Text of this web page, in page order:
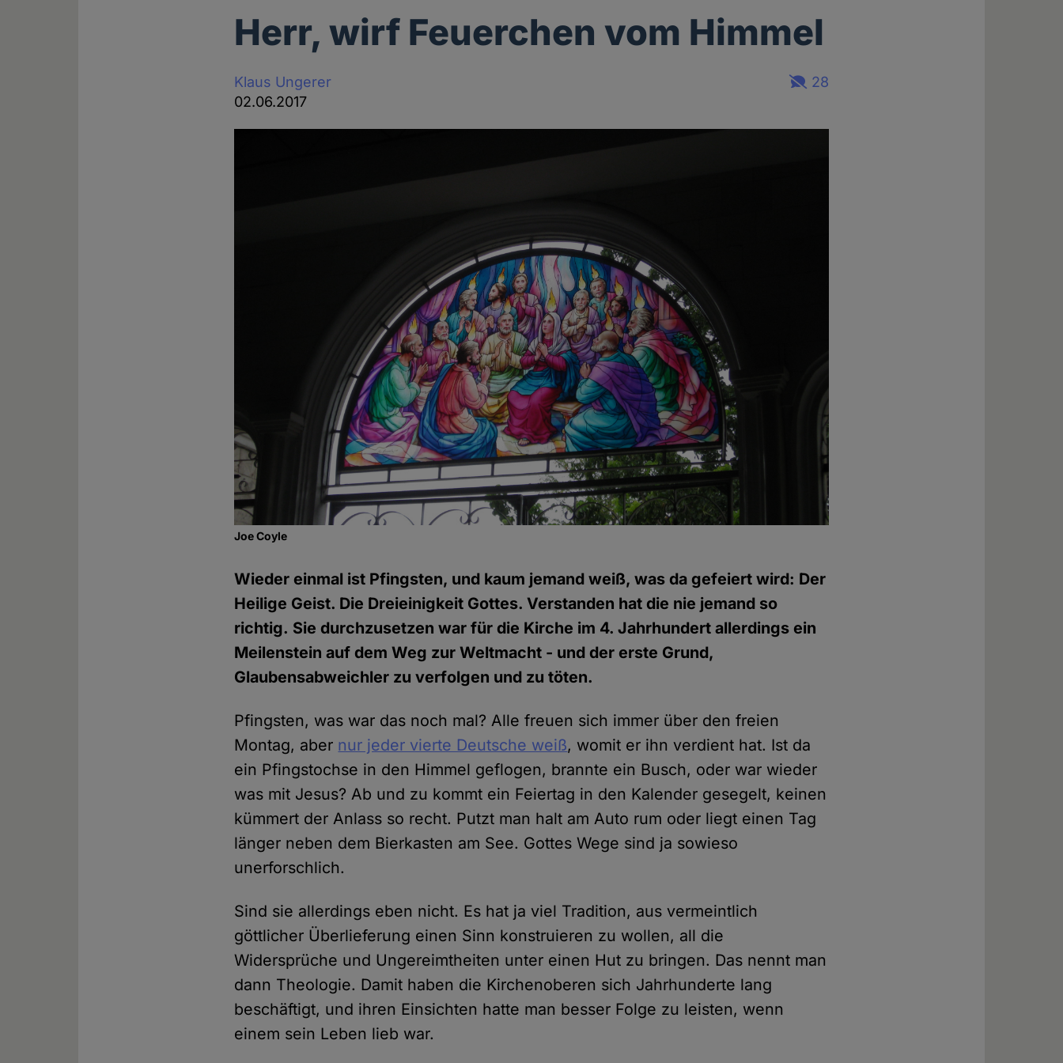
Herr, wirf Feuerchen vom Himmel
Klaus Ungerer
02.06.2017
28
Joe Coyle
Wieder einmal ist Pfingsten, und kaum jemand weiß, was da gefeiert wird: Der
Heilige Geist. Die Dreieinigkeit Gottes. Verstanden hat die nie jemand so
richtig. Sie durchzusetzen war für die Kirche im 4. Jahrhundert allerdings ein
Meilenstein auf dem Weg zur Weltmacht - und der erste Grund,
Glaubensabweichler zu verfolgen und zu töten.
Pfingsten, was war das noch mal? Alle freuen sich immer über den freien
Montag, aber nur jeder vierte Deutsche weiß, womit er ihn verdient hat. Ist da
ein Pfingstochse in den Himmel geflogen, brannte ein Busch, oder war wieder
was mit Jesus? Ab und zu kommt ein Feiertag in den Kalender gesegelt, keinen
kümmert der Anlass so recht. Putzt man halt am Auto rum oder liegt einen Tag
länger neben dem Bierkasten am See. Gottes Wege sind ja sowieso
unerforschlich.
Sind sie allerdings eben nicht. Es hat ja viel Tradition, aus vermeintlich
göttlicher Überlieferung einen Sinn konstruieren zu wollen, all die
Widersprüche und Ungereimtheiten unter einen Hut zu bringen. Das nennt man
dann Theologie. Damit haben die Kirchenoberen sich Jahrhunderte lang
beschäftigt, und ihren Einsichten hatte man besser Folge zu leisten, wenn
einem sein Leben lieb war.